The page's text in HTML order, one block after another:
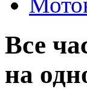
Все
на